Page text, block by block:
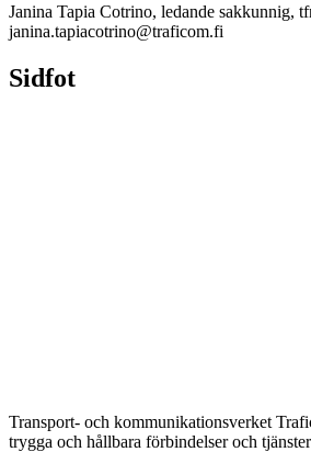
Janina Tapia Cotrino, ledande sakkunnig,
janina.tapiacotrino@traficom.fi
Sidfot
Transport- och kommunikationsverket
trygga och hållbara förbindelser och